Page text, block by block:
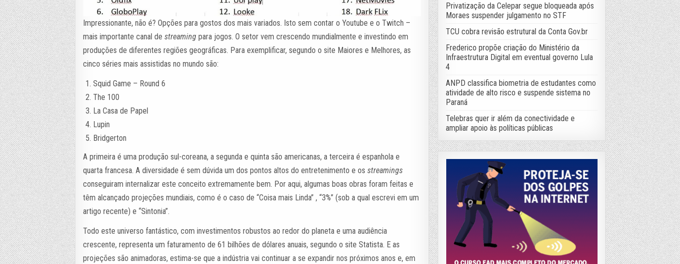
Impressionante, não é? Opções para gostos dos mais variados. Isto sem contar o Youtube e o Twitch –
mais importante canal destreaming para jogos. O setor vem crescendo mundialmente e investindo em
produções de diferentes regiões geográficas. Para exemplificar, segundo o site Maiores e Melhores, as
cinco séries mais assistidas no mundo são:
Squid Game – Round 6
The 100
La Casa de Papel
Lupin
Bridgerton
A primeira é uma produção sul-coreana, a segunda e quinta são americanas, a terceira é espanhola e
quarta francesa. A diversidade é sem dúvida um dos pontos altos do entretenimento e osstreamings
conseguiram internalizar este conceito extremamente bem. Por aqui, algumas boas obras foram feitas e
têm alcançado projeções mundiais, como é o caso de “Coisa mais Linda” , “3%” (sob a qual escrevi em um
artigo recente) e “Sintonia”.
Todo este universo fantástico, com investimentos robustos ao redor do planeta e uma audiência
crescente, representa um faturamento de 61 bilhões de dólares anuais, segundo o site Statista. E as
projeções são animadoras, estima-se que a indústria vai continuar a se expandir nos próximos anos e, em
Privatização da Celepar segue bloqueada após
Moraes suspender julgamento no STF
TCU cobra revisão estrutural da Conta Gov.br
Frederico propõe criação do Ministério da
Infraestrutura Digital em eventual governo Lula
4
ANPD classifica biometria de estudantes como
atividade de alto risco e suspende sistema no
Paraná
Telebras quer ir além da conectividade e
ampliar apoio às políticas públicas